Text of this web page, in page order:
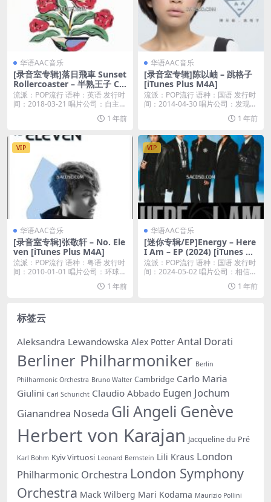
华语AAC音乐
[录音室专辑]落日飛車 Sunset
Rollercoaster – 半熟王子 Ca
ssa Nova [iTunes Plus M4A]
流派：POP流行 语种：英语 发行时
间：2018-03-21 唱片公司：自主練
1 年前
华语AAC音乐
[录音室专辑]陈以岫 – 跳格子
[iTunes Plus M4A]
流派：POP流行 语种：国语 发行时
间：2014-04-30 唱片公司：发现音
1 年前
VIP
华语AAC音乐
[录音室专辑]张敬轩 – No. Ele
ven [iTunes Plus M4A]
流派：POP流行 语种：粤语 发行时
间：2010-01-01 唱片公司：环球唱
1 年前
VIP
华语AAC音乐
[迷你专辑/EP]Energy – Here
I Am – EP (2024) [iTunes Pl
us M4A]
流派：POP流行 语种：国语 发行时
间：2024-05-02 唱片公司：相信音
1 年前
标签云
Aleksandra Lewandowska Alex Potter Antal Dorati
Berliner Philharmoniker Berlin
Philharmonic Orchestra Bruno Walter Cambridge Carlo Maria
Giulini Carl Schuricht Claudio Abbado Eugen Jochum
Gianandrea Noseda Gli Angeli Genève
Herbert von Karajan Jacqueline du Pré
Karl Bohm Kyiv Virtuosi Leonard Bernstein Lili Kraus London
Philharmonic Orchestra London Symphony
Orchestra Mack Wilberg Mari Kodama Maurizio Pollini